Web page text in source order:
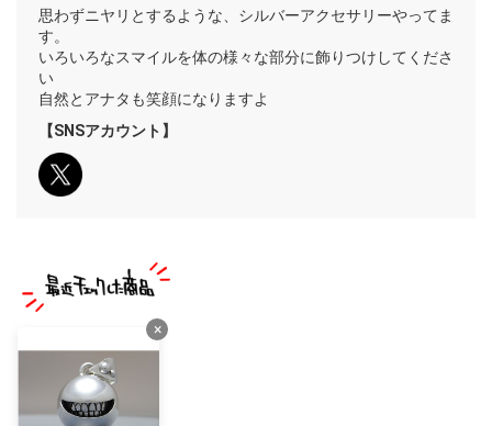
思わずニヤリとするような、シルバーアクセサリーやってま
す。
いろいろなスマイルを体の様々な部分に飾りつけしてくださ
い
自然とアナタも笑顔になりますよ
【SNSアカウント】
×